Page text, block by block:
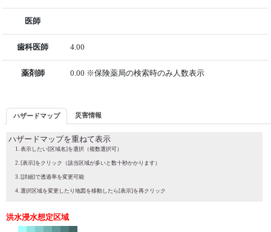
医師
歯科医師 4.00
薬剤師 0.00 ※保険薬局の検索時のみ人数表示
ハザードマップ 災害情報
ハザードマップを重ねて表示
表示したい[区域名]を選択（複数選択可）
[表示]をクリック（該当区域が多いと数十秒かかります）
[詳細]で透過率を変更可能
選択区域を変更したり地図を移動したら[表示]を再クリック
洪水浸水想定区域